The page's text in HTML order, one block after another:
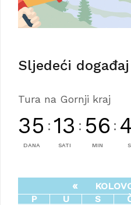
Sljedeći događaj
Tura na Gornji kraj
35
DANA
: 13
SATI
: 56
MIN
:
«
P U S